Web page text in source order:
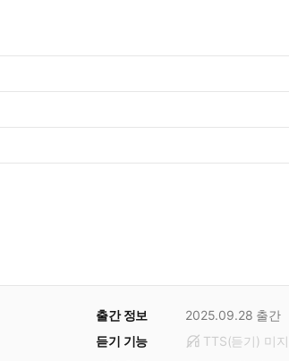
출간 정보 2025.09.28 출간
듣기 기능
TTS(듣기) 미